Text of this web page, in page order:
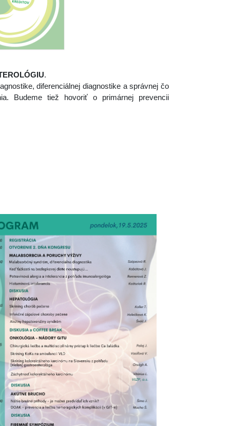
.
diferenciálnej diagnostike a správnej čo
Budeme tiež hovoriť o primárnej prevencii